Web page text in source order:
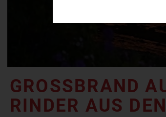
GROSSBRAND
INDER AUS DEN